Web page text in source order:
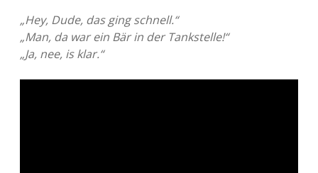
„Hey, Dude, das ging schnell.“
„Man, da war ein Bär in der Tankstelle!“
„Ja, nee, is klar.“